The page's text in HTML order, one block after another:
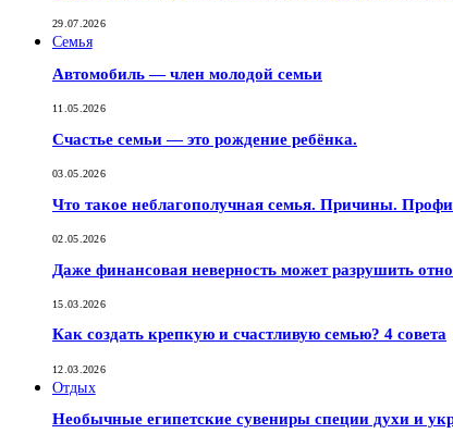
29.07.2026
Семья
Автомобиль — член молодой семьи
11.05.2026
Счастье семьи — это рождение ребёнка.
03.05.2026
Что такое неблагополучная семья. Причины.
02.05.2026
Даже финансовая неверность может разрушить
15.03.2026
Как создать крепкую и счастливую семью? 4 совета
12.03.2026
Отдых
Необычные египетские сувениры специи духи и